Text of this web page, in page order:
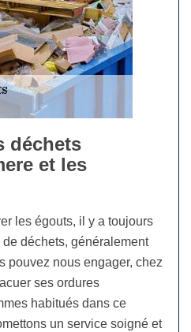
déchets
et les
les égouts, il y a toujours
déchets, généralement
pouvez nous engager, chez
ses ordures
habitués dans ce
un service soigné et